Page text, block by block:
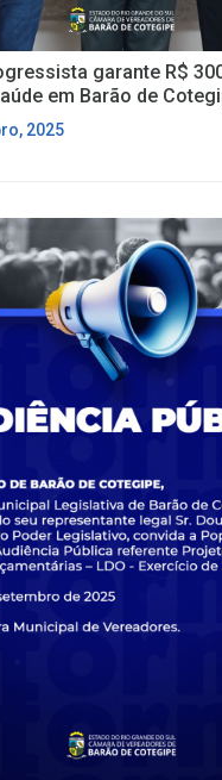
garante R$
em Barão de
2025